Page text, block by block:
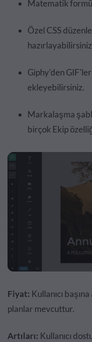
Matematik
Özel CSS
Giphy'den
ekleyebilirsiniz.
Markalaşma
birçok Ekip
Fiyat: Kullanıcı
planlar mevcuttur.
Artıları: Kullanıcı